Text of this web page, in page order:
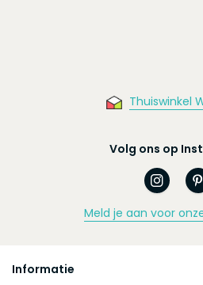
Thuiswinkel
Volg ons op
Meld je aan voor
Informatie